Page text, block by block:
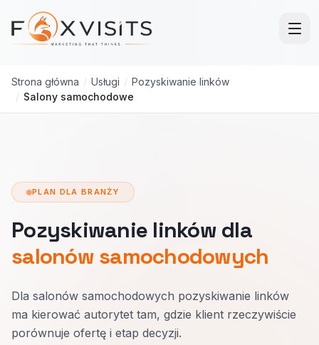
Przejdź do treści głównej
Strona główna / Usługi / Pozyskiwanie linków
/ Salony samochodowe
PLAN DLA BRANŻY
Pozyskiwanie linków dla
salonów samochodowych
Dla salonów samochodowych pozyskiwanie linków
ma kierować autorytet tam, gdzie klient rzeczywiście
porównuje ofertę i etap decyzji.